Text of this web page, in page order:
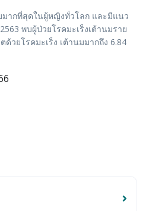
มากที่สุดในผู้หญิงทั่วโลก และมีแนว
พบผู้ป่วยโรคมะเร็งเต้านมราย
วยโรคมะเร็ง เต้านมมากถึง 6.84